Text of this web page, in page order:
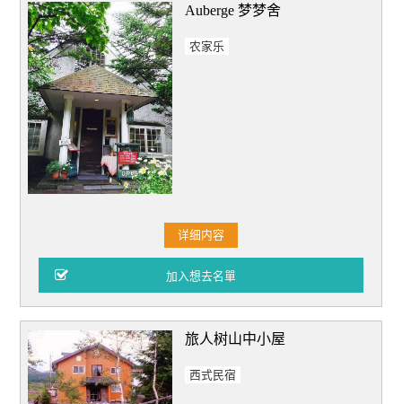
Auberge 梦梦舍
农家乐
详细内容
旅人树山中小屋
西式民宿